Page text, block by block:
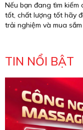
Nếu bạn đang tìm kiếm
tốt, chất lượng tốt hãy
trải nghiệm và mua
TIN NỔI BẬT